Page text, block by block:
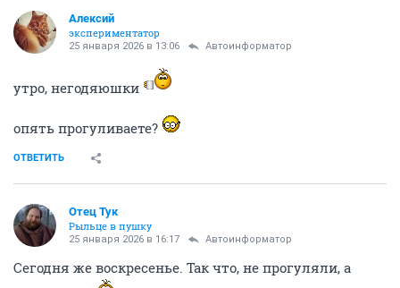
Алексий
экспериментатор
25 января 2026 в 13:06 Автоинформатор
утро, негодяюшки
опять прогуливаете?
ОТВЕТИТЬ
Отец Тук
Рыльце в пушку
25 января 2026 в 16:17 Автоинформатор
Сегодня же воскресенье. Так что, не прогуляли, а